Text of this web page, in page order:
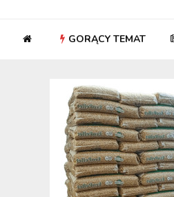
GORĄCY TEMAT